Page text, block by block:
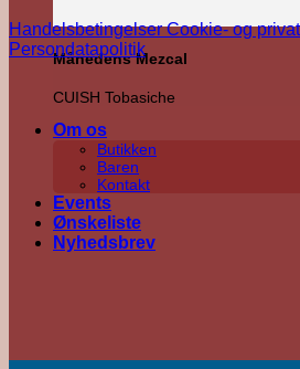
Månedens Mezcal
CUISH Tobasiche
Om os
Butikken
Baren
Kontakt
Events
Ønskeliste
Nyhedsbrev
Handelsbetingelser Cookie- og
Persondatapolitik